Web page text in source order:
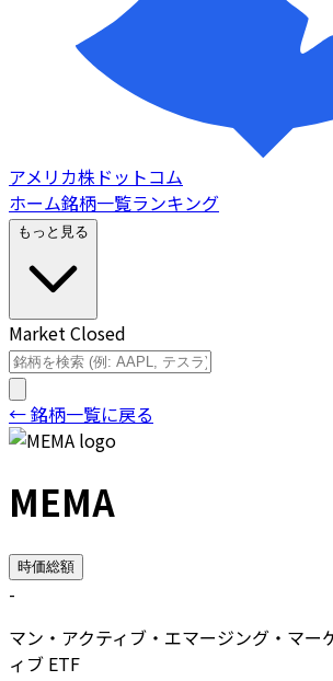
アメリカ株ドットコム
ホーム銘柄一覧ランキング
もっと見る
Market Closed
← 銘柄一覧に戻る
MEMA
時価総額
-
マン・アクティブ・エマージング・マー
ィブ ETF